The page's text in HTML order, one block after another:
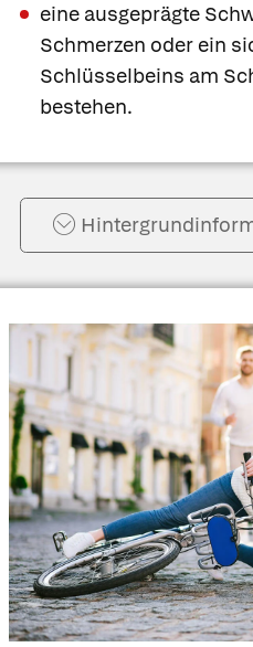
eine ausgeprägte
Schmerzen oder ein
Schlüsselbeins am
bestehen.